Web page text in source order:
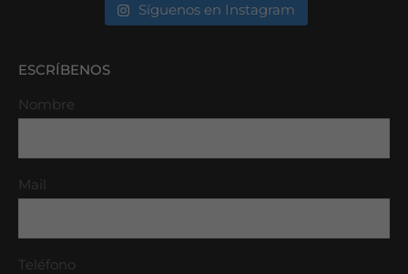
Síguenos en Instagram
ESCRÍBENOS
Nombre
Mail
Teléfono